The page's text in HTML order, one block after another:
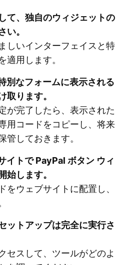
て、独自のウィジェットの
い。
しいインターフェイスと特
適用します。
別なフォームに表示される
取ります。
が完了したら、表示された
用コードをコピーし、将来
管しておきます。
イトで PayPal ボタン ウィ
始します。
をウェブサイトに配置し、
ットアップは完全に実行さ
セスして、ツールがどのよ